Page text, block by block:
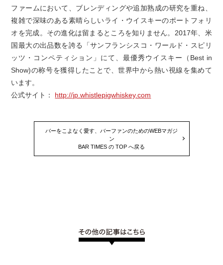
ファームにおいて、ブレンディングや追加熟成の研究を重ね、
複雑で深味のある素晴らしいライ・ウイスキーのポートフォリ
オを完成。その進化は留まるところを知りません。2017年、米
国最大の出品数を誇る「サンフランシスコ・ワールド・スピリ
ッツ・コンペティション」にて、最優秀ウイスキー（Best in
Show)の称号を獲得したことで、世界中から熱い視線を集めて
います。
公式サイト： http://jp.whistlepigwhiskey.com
バーをこよなく愛す、バーファンのためのWEBマガジ
ン
BAR TIMES の TOP へ戻る